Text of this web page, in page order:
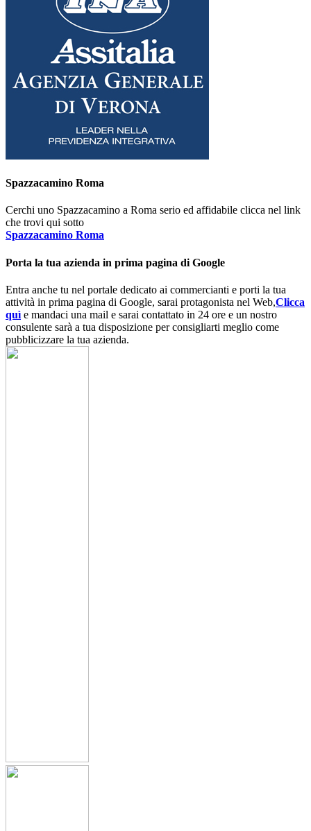
Spazzacamino Roma
Cerchi uno Spazzacamino a Roma serio ed affidabile clicca nel link
che trovi qui sotto
Spazzacamino Roma
Porta la tua azienda in prima pagina di Google
Entra anche tu nel portale dedicato ai commercianti e porti la tua
attività in prima pagina di Google, sarai protagonista nel Web,Clicca
quì e mandaci una mail e sarai contattato in 24 ore e un nostro
consulente sarà a tua disposizione per consigliarti meglio come
pubblicizzare la tua azienda.